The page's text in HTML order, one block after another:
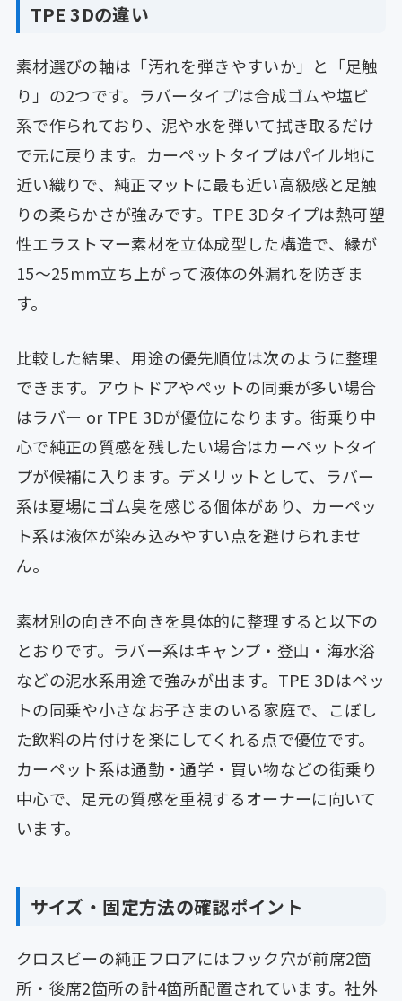
TPE 3Dの違い
素材選びの軸は「汚れを弾きやすいか」と「足触
り」の2つです。ラバータイプは合成ゴムや塩ビ
系で作られており、泥や水を弾いて拭き取るだけ
で元に戻ります。カーペットタイプはパイル地に
近い織りで、純正マットに最も近い高級感と足触
りの柔らかさが強みです。TPE 3Dタイプは熱可塑
性エラストマー素材を立体成型した構造で、縁が
15〜25mm立ち上がって液体の外漏れを防ぎま
す。
比較した結果、用途の優先順位は次のように整理
できます。アウトドアやペットの同乗が多い場合
はラバー or TPE 3Dが優位になります。街乗り中
心で純正の質感を残したい場合はカーペットタイ
プが候補に入ります。デメリットとして、ラバー
系は夏場にゴム臭を感じる個体があり、カーペッ
ト系は液体が染み込みやすい点を避けられませ
ん。
素材別の向き不向きを具体的に整理すると以下の
とおりです。ラバー系はキャンプ・登山・海水浴
などの泥水系用途で強みが出ます。TPE 3Dはペッ
トの同乗や小さなお子さまのいる家庭で、こぼし
た飲料の片付けを楽にしてくれる点で優位です。
カーペット系は通勤・通学・買い物などの街乗り
中心で、足元の質感を重視するオーナーに向いて
います。
サイズ・固定方法の確認ポイント
クロスビーの純正フロアにはフック穴が前席2箇
所・後席2箇所の計4箇所配置されています。社外